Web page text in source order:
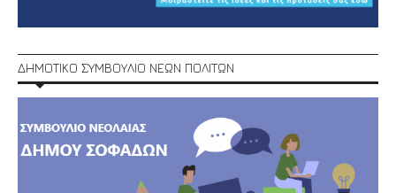
ΔΗΜΟΤΙΚΟ ΣΥΜΒΟΥΛΙΟ ΝΕΩΝ ΠΟΛΙΤΩΝ